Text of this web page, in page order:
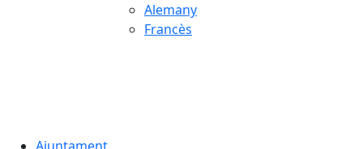
Alemany
Francès